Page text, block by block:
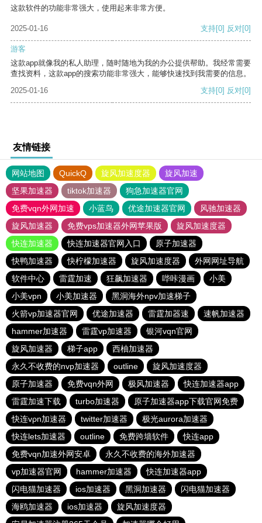
这款软件的功能非常强大，使用起来非常方便。
2025-01-16 支持[0] 反对[0]
游客
这款app就像我的私人助理，随时随地为我的办公提供帮助。我经常需要
查找资料，这款app的搜索功能非常强大，能够快速找到我需要的信息。
2025-01-16
支持[0] 反对[0]
友情链接
网站地图 QuickQ 旋风加速度器
旋风加速
坚果加速器
tiktok加速器
狗急加速器官网
免费vqn外网加速
小蓝鸟 优途加速器官网
风驰加速器
旋风加速器
免费vps加速器外网苹果版
旋风加速度器
快连加速器
快连加速器官网入口
原子加速器
快鸭加速器
快柠檬加速器 旋风加速度器
外网网址导航
软件中心
雷霆加速 狂飙加速器 哔咔漫画
小美
小美vpn
小美加速器
黑洞海外npv加速梯子
火箭vp加速器官网
优途加速器 雷霆加器速
速帆加速器
hammer加速器
雷霆vp加速器
银河vqn官网
旋风加速器
梯子app
西柚加速器
永久不收费的nvp加速器
outline
旋风加速度器
原子加速器
免费vqn外网 极风加速器
快连加速器app
雷霆加速下载
turbo加速器
原子加速器app下载官网免费
快连vρn加速器
twitter加速器
极光aurora加速器
快连lets加速器
outline 免费跨墙软件
快连app
免费vqn加速外网安卓
永久不收费的海外加速器
vp加速器官网
hammer加速器
快连加速器app
闪电猫加速器
ios加速器 黑洞加速器
闪电猫加速器
海鸥加速器
ios加速器
旋风加速度器